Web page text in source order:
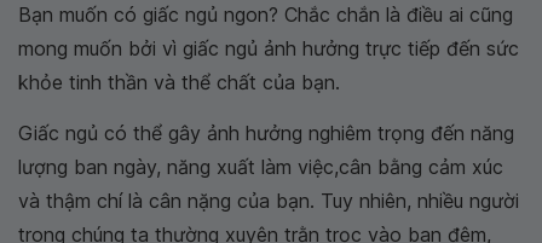
Bạn muốn có giấc ngủ ngon? Chắc chắn là điều ai cũng
mong muốn bởi vì giấc ngủ ảnh hưởng trực tiếp đến sức
khỏe tinh thần và thể chất của bạn.
Giấc ngủ có thể gây ảnh hưởng nghiêm trọng đến năng
lượng ban ngày, năng xuất làm việc,cân bằng cảm xúc
và thậm chí là cân nặng của bạn. Tuy nhiên, nhiều người
trong chúng ta thường xuyên trằn trọc vào ban đêm,